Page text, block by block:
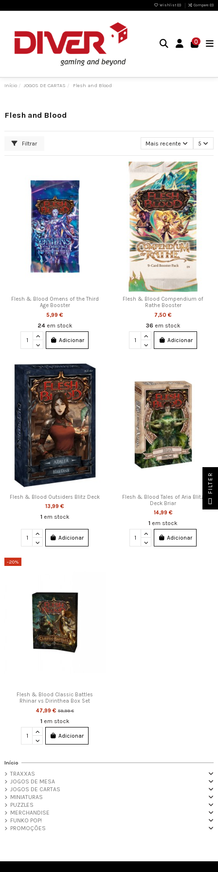
Wishlist (0) Compare (0)
0
Início JOGOS DE CARTAS Flesh and Blood
Flesh and Blood
Filtrar Mais recente 5
Flesh & Blood Omens of the Third
Age Booster
5,99 €
24 em stock
Adicionar
Flesh & Blood Compendium of
Rathe Booster
7,50 €
36 em stock
Adicionar
Flesh & Blood Outsiders Blitz Deck
13,99 €
1 em stock
Adicionar
Flesh & Blood Tales of Aria Blitz
Deck Briar
14,99 €
1 em stock
Adicionar
-20%
Flesh & Blood Classic Battles
Rhinar vs Dirinthea Box Set
47,99 €59,99 €
1 em stock
Adicionar
Início
TRAXXAS
JOGOS DE MESA
JOGOS DE CARTAS
MINIATURAS
PUZZLES
MERCHANDISE
FUNKO POP!
PROMOÇÕES
FILTER